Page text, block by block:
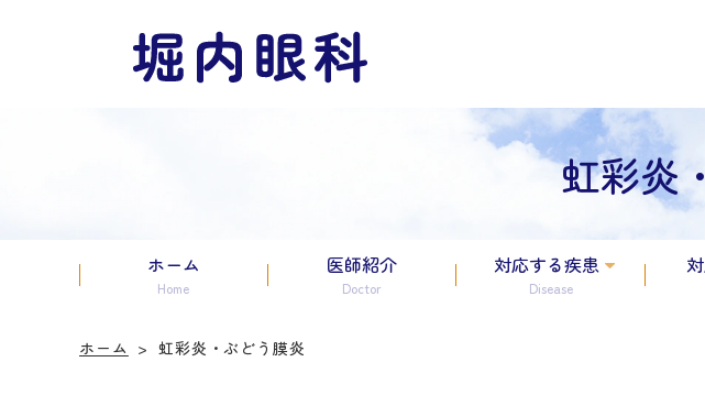
ホーム
Home
医師紹介
Doctor
対応する疾患
Disease
虹彩炎
ホーム 虹彩炎・ぶどう膜炎